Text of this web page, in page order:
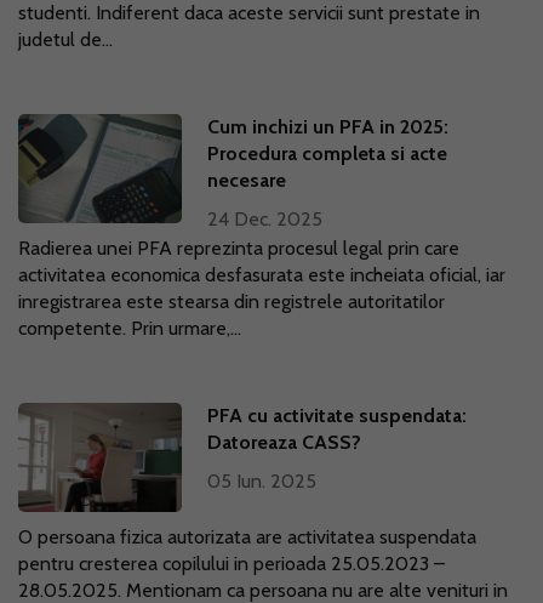
studenti. Indiferent daca aceste servicii sunt prestate in
judetul de...
Cum inchizi un PFA in 2025:
Procedura completa si acte
necesare
24 Dec. 2025
Radierea unei PFA reprezinta procesul legal prin care
activitatea economica desfasurata este incheiata oficial, iar
inregistrarea este stearsa din registrele autoritatilor
competente. Prin urmare,...
PFA cu activitate suspendata:
Datoreaza CASS?
05 Iun. 2025
O persoana fizica autorizata are activitatea suspendata
pentru cresterea copilului in perioada 25.05.2023 –
28.05.2025. Mentionam ca persoana nu are alte venituri in